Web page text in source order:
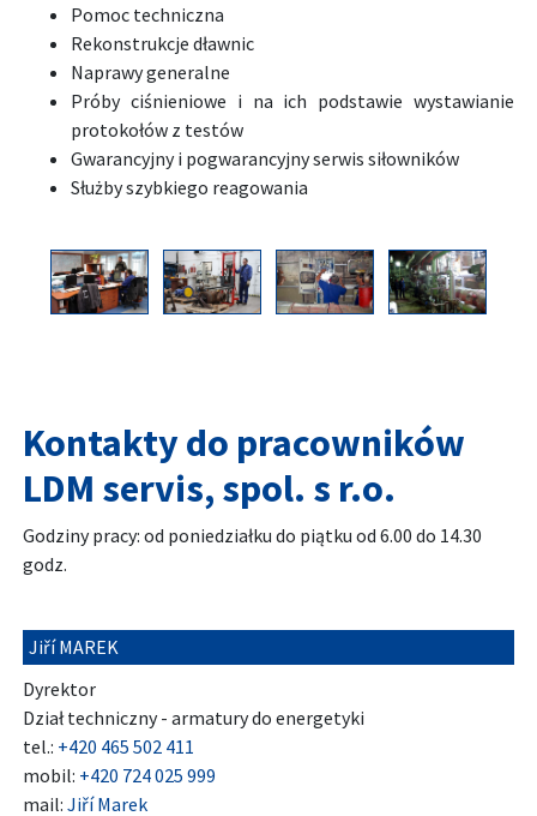
Pomoc techniczna
Rekonstrukcje dławnic
Naprawy generalne
Próby ciśnieniowe i na ich podstawie wystawianie
protokołów z testów
Gwarancyjny i pogwarancyjny serwis siłowników
Służby szybkiego reagowania
Kontakty do pracowników
LDM servis, spol. s r.o.
Godziny pracy: od poniedziałku do piątku od 6.00 do 14.30
godz.
Jiří MAREK
Dyrektor
Dział techniczny - armatury do energetyki
tel.: +420 465 502 411
mobil: +420 724 025 999
mail: Jiří Marek